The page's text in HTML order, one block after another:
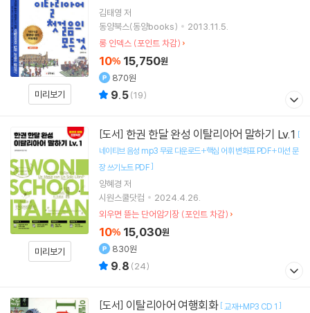
미리보기
김태영 저
동양북스(동양books)
2013.11.5.
롱 인덱스 (포인트 차감)
10% 15,750원
870원
9.5(19)
미리보기
[도서] 한권 한달 완성 이탈리아어 말하기 Lv.1 [
네이티브 음성 mp3 무료 다운로드+핵심 어휘 변화표 PDF+미션 문
장 쓰기노트 PDF]
양혜경 저
시원스쿨닷컴
2024.4.26.
외우면 뜯는 단어암기장 (포인트 차감)
10% 15,030원
830원
9.8 (24)
[도서] 이탈리아어 여행회화 [ 교재+MP3 CD 1 ]